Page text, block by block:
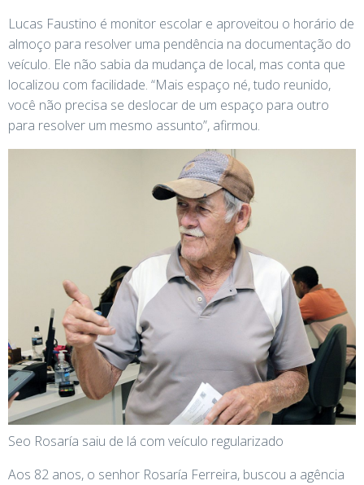
Lucas Faustino é monitor escolar e aproveitou o horário de
almoço para resolver uma pendência na documentação do
veículo. Ele não sabia da mudança de local, mas conta que
localizou com facilidade. “Mais espaço né, tudo reunido,
você não precisa se deslocar de um espaço para outro
para resolver um mesmo assunto”, afirmou.
Seo Rosaría saiu de lá com veículo regularizado
Aos 82 anos, o senhor Rosaría Ferreira, buscou a agência